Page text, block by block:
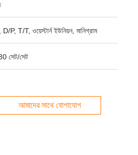
P, T/T, ওয়েস্টার্ন ইউনিয়ন, মানিগ্রাম
সেট/সেট
আমাদের সাথে যোগাযোগ